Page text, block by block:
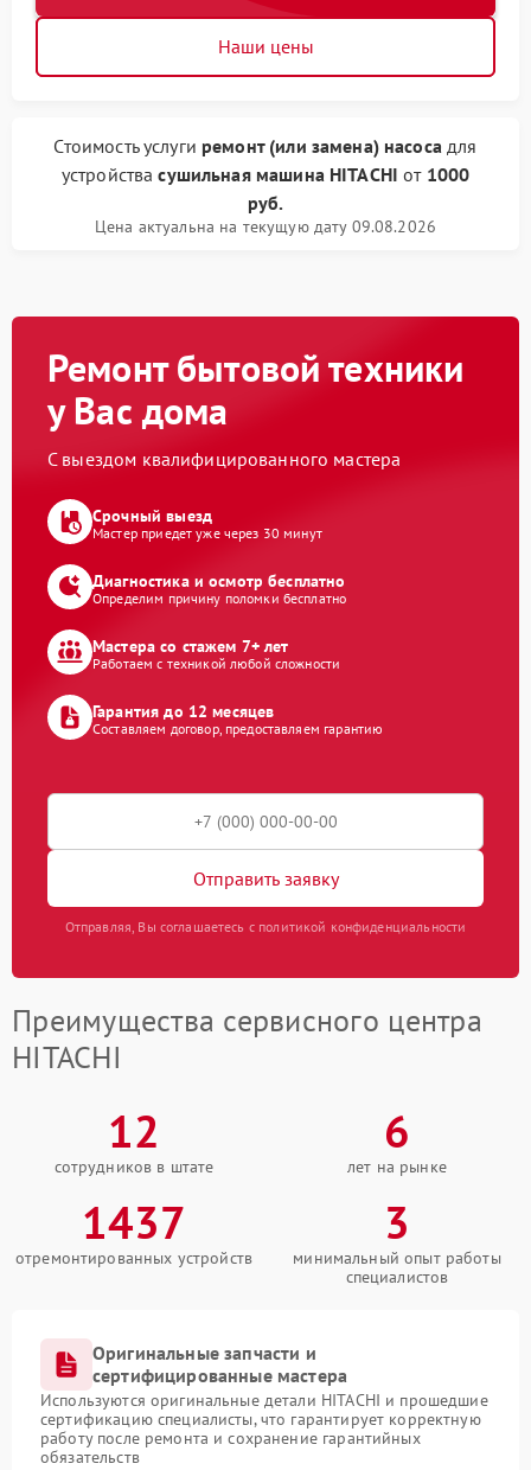
Наши цены
Стоимость услуги ремонт (или замена) насосадля
устройствасушильная машина HITACHI от 1000
руб.
Цена актуальна на текущую дату 09.08.2026
Ремонт бытовой техники
у Вас дома
С выездом квалифицированного мастера
Срочный выезд
Мастер приедет уже через 30 минут
Диагностика и осмотр бесплатно
Определим причину поломки бесплатно
Мастера со стажем 7+ лет
Работаем с техникой любой сложности
Гарантия до 12 месяцев
Составляем договор, предоставляем гарантию
Отправить заявку
Отправляя, Вы соглашаетесь с политикой конфиденциальности
Преимущества сервисного центра
HITACHI
12
сотрудников в штате
6
лет на рынке
1437
отремонтированных устройств
3
минимальный опыт работы
специалистов
Оригинальные запчасти и
сертифицированные мастера
Используются оригинальные детали HITACHI и прошедшие
сертификацию специалисты, что гарантирует корректную
работу после ремонта и сохранение гарантийных
обязательств